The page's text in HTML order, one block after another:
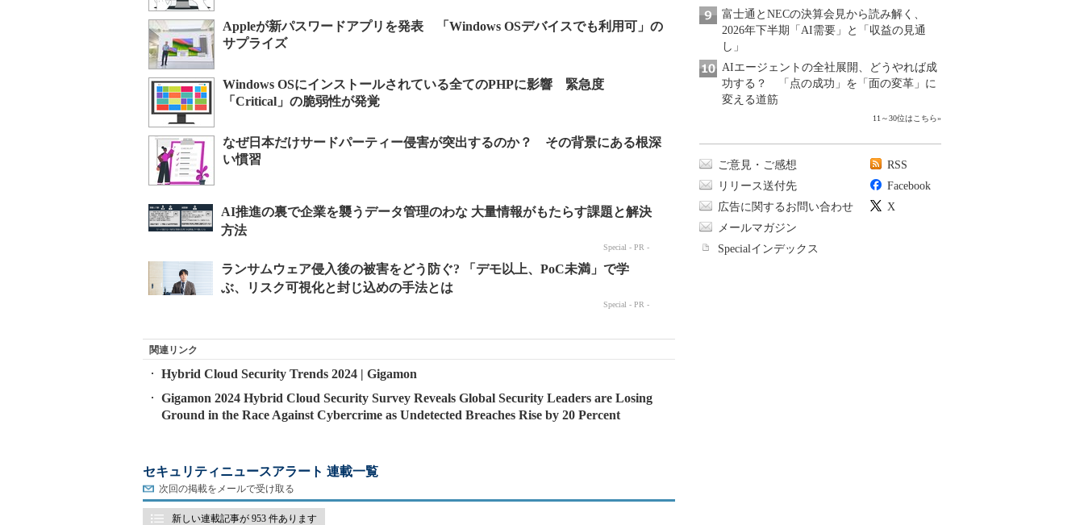
Appleが新パスワードアプリを発表 「Windows OSデバイスでも利用可」の
サプライズ
Windows OSにインストールされている全てのPHPに影響 緊急度
「Critical」の脆弱性が発覚
なぜ日本だけサードパーティー侵害が突出するのか？ その背景にある根深
い慣習
関連リンク
Hybrid Cloud Security Trends 2024 | Gigamon
Gigamon 2024 Hybrid Cloud Security Survey Reveals Global Security Leaders are Losing
Ground in the Race Against Cybercrime as Undetected Breaches Rise by 20 Percent
セキュリティニュースアラート 連載一覧
次回の掲載をメールで受け取る
新しい連載記事が 953 件あります
富士通とNECの決算会見から読み解く、
2026年下半期「AI需要」と「収益の見通
し」
AIエージェントの全社展開、どうやれば成
功する？ 「点の成功」を「面の変革」に
変える道筋
11～30位はこちら»
ご意見・ご感想
リリース送付先
広告に関するお問い合わせ
メールマガジン
Specialインデックス
RSS
Facebook
X